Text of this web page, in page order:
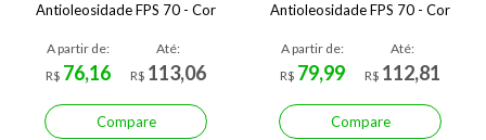
Antioleosidade FPS 70 - Cor
A partir de:
R$ 76,16
Até:
R$ 113,06
Compare
Antioleosidade FPS 70 - Cor
A partir de:
R$ 79,99
Até:
R$ 112,81
Compare